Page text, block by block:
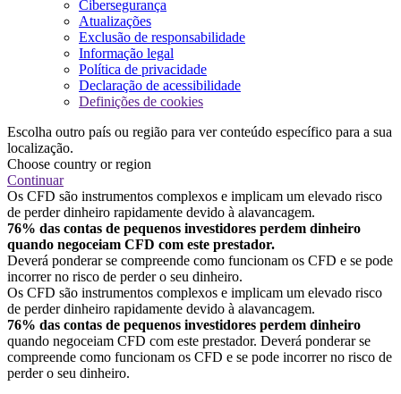
Cibersegurança
Atualizações
Exclusão de responsabilidade
Informação legal
Política de privacidade
Declaração de acessibilidade
Definições de cookies
Escolha outro país ou região para ver conteúdo específico para a sua
localização.
Choose country or region
Continuar
Os CFD são instrumentos complexos e implicam um elevado risco
de perder dinheiro rapidamente devido à alavancagem.
76% das contas de pequenos investidores perdem dinheiro
quando negoceiam CFD com este prestador.
Deverá ponderar se compreende como funcionam os CFD e se pode
incorrer no risco de perder o seu dinheiro.
Os CFD são instrumentos complexos e implicam um elevado risco
de perder dinheiro rapidamente devido à alavancagem.
76% das contas de pequenos investidores perdem dinheiro
quando negoceiam CFD com este prestador. Deverá ponderar se
compreende como funcionam os CFD e se pode incorrer no risco de
perder o seu dinheiro.